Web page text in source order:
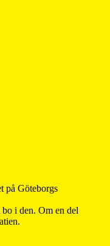
på Göteborgs
bo i den. Om en del